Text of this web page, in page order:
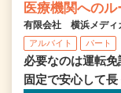
医療機関への
有限会社 横浜メディ
アルバイト パート
必要なのは運転
固定で安心して長